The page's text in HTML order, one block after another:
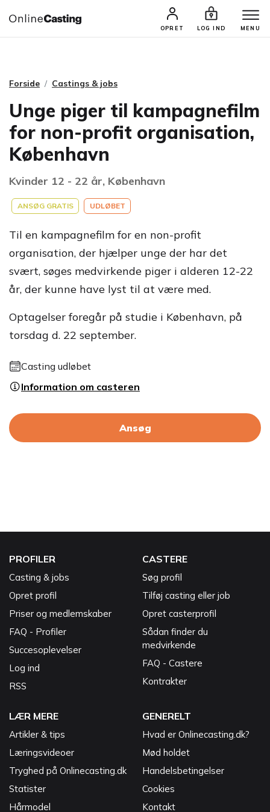
OPRET LOG IND MENU
CASTINGS & JOBS SØG PROFIL
Forside Castings & jobs
Unge piger til kampagnefilm
for non-profit organisation,
København
Kvinder 12 - 22 år, København
ANSØG GRATIS UDLØBET
Til en kampagnefilm for en non-profit
organisation, der hjælper unge der har det
svært, søges medvirkende piger i alderen 12-22
år, der kunne have lyst til at være med.
Optagelser foregår på studie i København, på
torsdag d. 22 september.
Casting udløbet
Information om casteren
Ansøg
PROFILER
Casting & jobs
Opret profil
Priser og medlemskaber
FAQ - Profiler
Succesoplevelser
Log ind
RSS
CASTERE
Søg profil
Tilføj casting eller job
Opret casterprofil
Sådan finder du
medvirkende
FAQ - Castere
Kontrakter
LÆR MERE
Artikler & tips
Læringsvideoer
Tryghed på Onlinecasting.dk
Statister
Hårmodel
GENERELT
Hvad er Onlinecasting.dk?
Mød holdet
Handelsbetingelser
Cookies
Kontakt